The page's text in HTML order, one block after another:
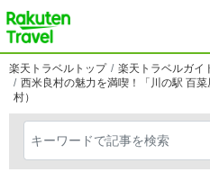
楽天トラベルトップ 楽天トラベルガイ
西米良村の魅力を満喫！「川の駅 百
村）